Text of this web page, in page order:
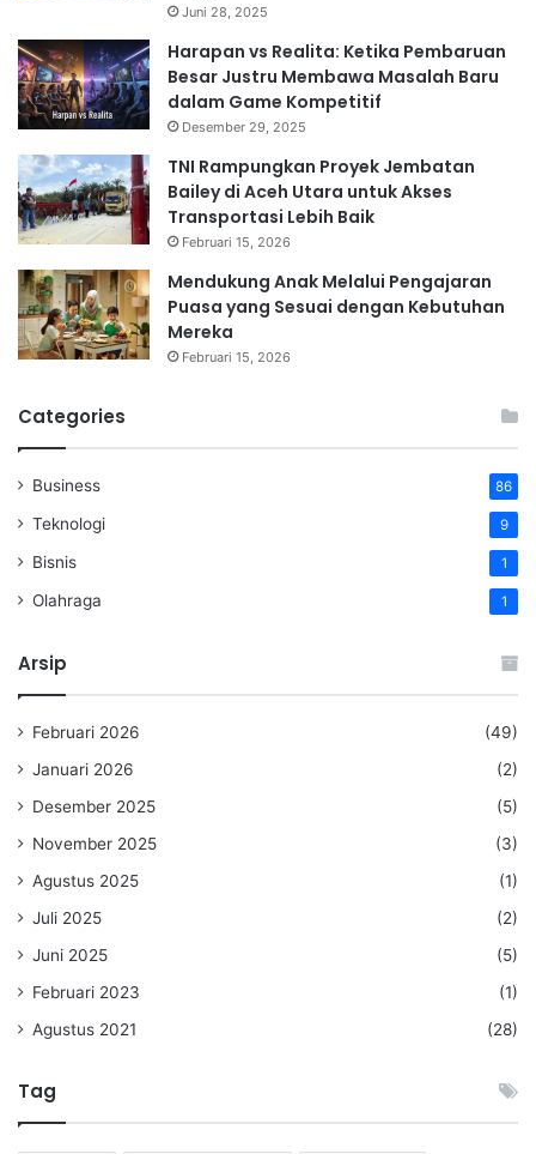
Juni 28, 2025
Harapan vs Realita: Ketika Pembaruan
Besar Justru Membawa Masalah Baru
dalam Game Kompetitif
Desember 29, 2025
TNI Rampungkan Proyek Jembatan
Bailey di Aceh Utara untuk Akses
Transportasi Lebih Baik
Februari 15, 2026
Mendukung Anak Melalui Pengajaran
Puasa yang Sesuai dengan Kebutuhan
Mereka
Februari 15, 2026
Categories
Business 86
Teknologi 9
Bisnis 1
Olahraga 1
Arsip
Februari 2026
(49)
Januari 2026
(2)
Desember 2025
(5)
November 2025
(3)
Agustus 2025
(1)
Juli 2025
(2)
Juni 2025
(5)
Februari 2023
(1)
Agustus 2021
(28)
Tag